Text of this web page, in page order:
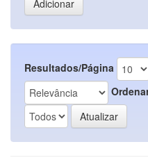
Resultados/Página